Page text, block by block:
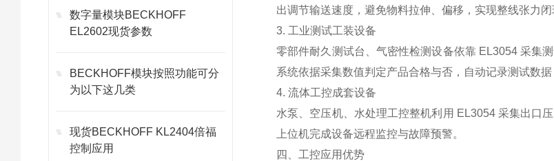
数字量模块BECKHOFF
EL2602现货参数
BECKHOFF模块按照功能可分
为以下这几类
现货BECKHOFF KL2404倍福
控制应用
出调节输送速度，避免物料拉伸、偏移，实现整线张力闭
3. 工业测试工装设备
零部件耐久测试台、气密性检测设备依靠 EL3054 采集
系统依据采集数值判定产品合格与否，自动记录测试数据
4. 流体工控成套设备
水泵、空压机、水处理工控整机利用 EL3054 采集出口
上位机完成设备远程监控与故障预警。
四、工控应用优势